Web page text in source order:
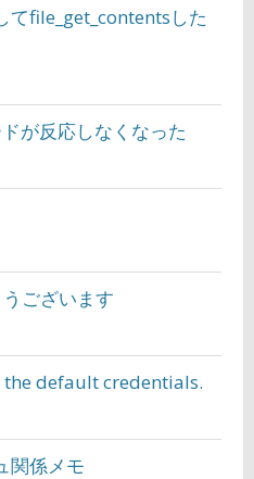
てfile_get_contentsした
が反応しなくなった
ございます
the default credentials.
関係メモ